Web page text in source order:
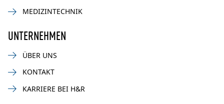
MEDIZINTECHNIK
UNTERNEHMEN
ÜBER UNS
KONTAKT
KARRIERE BEI H&R